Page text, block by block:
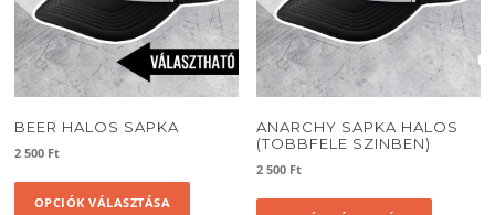
BEER HALOS SAPKA
2 500 Ft
OPCIÓK VÁLASZTÁSA
Ennek
ANARCHY SAPKA HALOS
(TOBBFELE SZINBEN)
2 500 Ft
Ennek